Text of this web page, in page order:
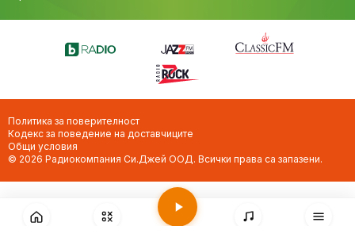
Политика за поверителност
Кодекс за поведение на доставчиците
Общи условия
© 2026 Радиокомпания Си.Джей ООД. Всички права са запазени.